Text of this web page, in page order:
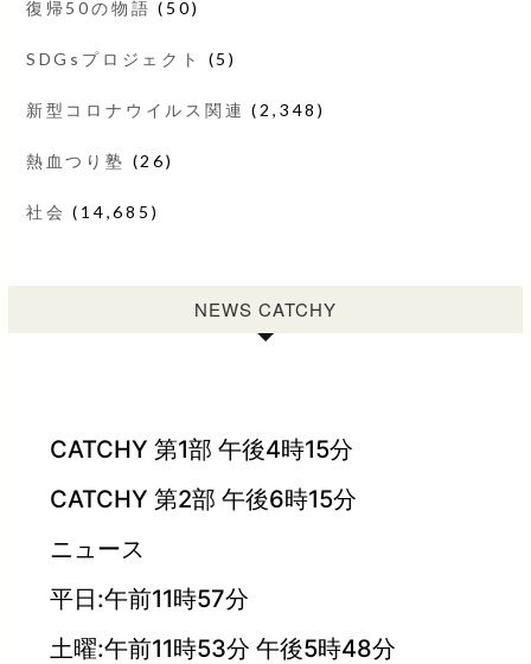
復帰50の物語 (50)
SDGsプロジェクト (5)
新型コロナウイルス関連 (2,348)
熱血つり塾 (26)
社会 (14,685)
NEWS CATCHY
CATCHY 第1部 午後4時15分
CATCHY 第2部 午後6時15分
ニュース
平日:午前11時57分
土曜:午前11時53分 午後5時48分